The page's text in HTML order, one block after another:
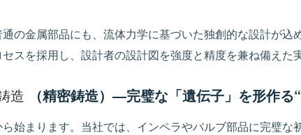
の金属部品にも、流体力学に基づいた独創的な設計が込
スを採用し、設計者の設計図を強度と精度を兼ね備えた
造 （精密鋳造）―完璧な「遺伝子」を形作る“
始まります。当社では、インペラやバルブ部品に完璧